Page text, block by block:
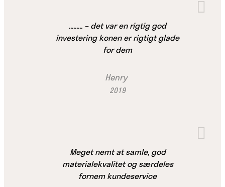
......... – det var en rigtig god
investering konen er rigtigt glade
for dem
Henry
2019
Meget nemt at samle, god
materialekvalitet og særdeles
fornem kundeservice